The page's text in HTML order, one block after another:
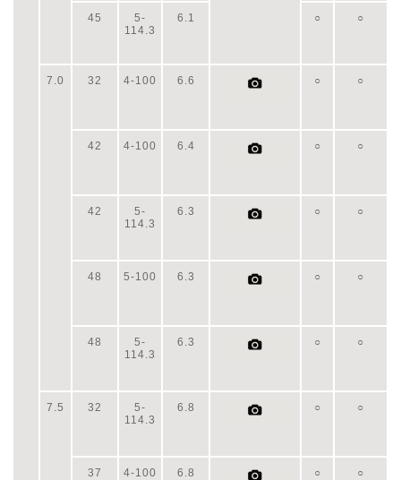
45
5-
114.3
6.1 ○ ○
7.0 32 4-100 6.6 ○ ○
42 4-100 6.4 ○ ○
42
5-
114.3
6.3 ○ ○
48 5-100 6.3 ○ ○
48
5-
114.3
6.3 ○ ○
7.5 32
5-
114.3
6.8 ○ ○
37 4-100 6.8 ○ ○